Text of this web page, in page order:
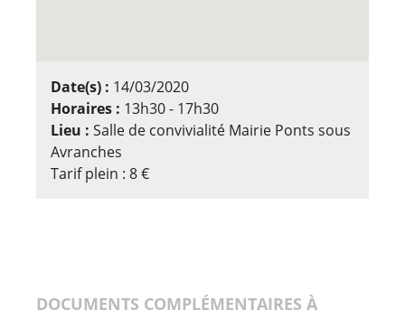
Date(s) : 14/03/2020
Horaires : 13h30 - 17h30
Lieu : Salle de convivialité Mairie Ponts sous
Avranches
Tarif plein : 8 €
DOCUMENTS COMPLÉMENTAIRES À